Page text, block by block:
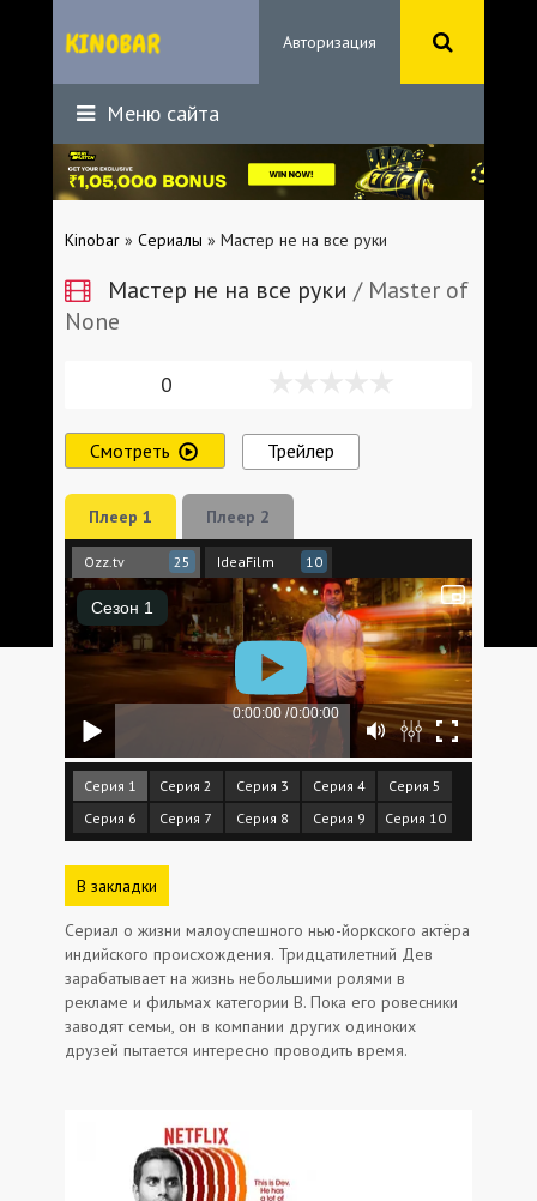
Авторизация
Меню сайта
Kinobar » Сериалы » Мастер не на все руки
Мастер не на все руки / Master of
None
0
Смотреть Трейлер
Плеер 1 Плеер 2
Ozz.tv 25 IdeaFilm 10
Серия 1 Серия 2 Серия 3 Серия 4
Серия 5
Серия 6
Серия 7 Серия 8 Серия 9 Серия 10
В закладки
Сериал о жизни малоуспешного нью-йоркского актёра
индийского происхождения. Тридцатилетний Дев
зарабатывает на жизнь небольшими ролями в
рекламе и фильмах категории B. Пока его ровесники
заводят семьи, он в компании других одиноких
друзей пытается интересно проводить время.